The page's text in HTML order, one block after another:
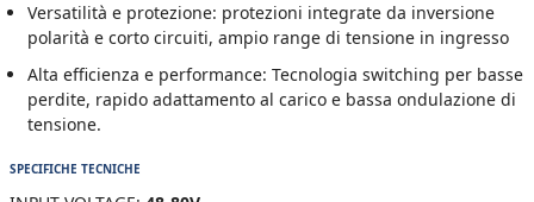
Versatilità e protezione: protezioni integrate da inversione
polarità e corto circuiti, ampio range di tensione in ingresso
Alta efficienza e performance: Tecnologia switching per basse
perdite, rapido adattamento al carico e bassa ondulazione di
tensione.
SPECIFICHE TECNICHE